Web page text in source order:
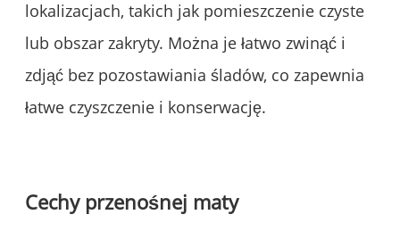
lokalizacjach, takich jak pomieszczenie czyste
lub obszar zakryty. Można je łatwo zwinąć i
zdjąć bez pozostawiania śladów, co zapewnia
łatwe czyszczenie i konserwację.
Cechy przenośnej maty